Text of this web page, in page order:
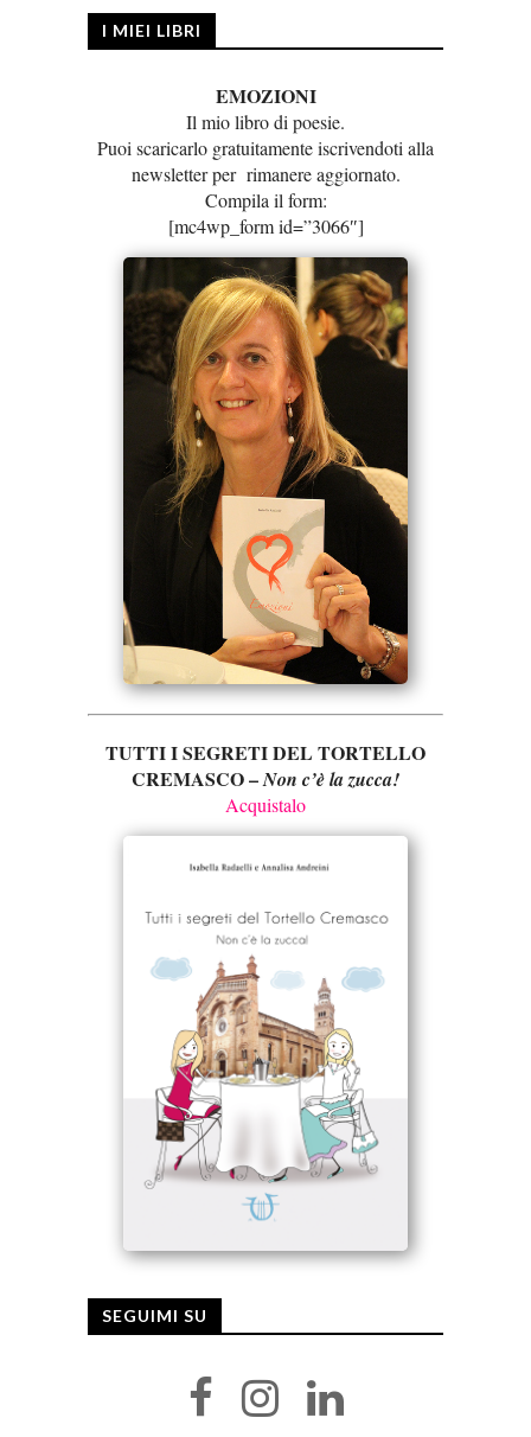
I MIEI LIBRI
EMOZIONI
Il mio libro di poesie.
Puoi scaricarlo gratuitamente iscrivendoti alla
newsletter per rimanere aggiornato.
Compila il form:
[mc4wp_form id=”3066″]
TUTTI I SEGRETI DEL TORTELLO
CREMASCO –Non c’è la zucca!
Acquistalo
SEGUIMI SU